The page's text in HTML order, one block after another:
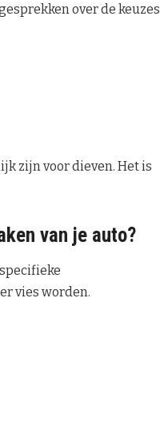
over de keuzes
zijn voor dieven. Het is
van je auto?
vies worden.